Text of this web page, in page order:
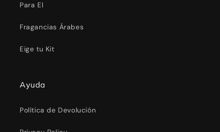
Para El
Fragancias Árabes
Eige tu Kit
Ayuda
Política de Devolución